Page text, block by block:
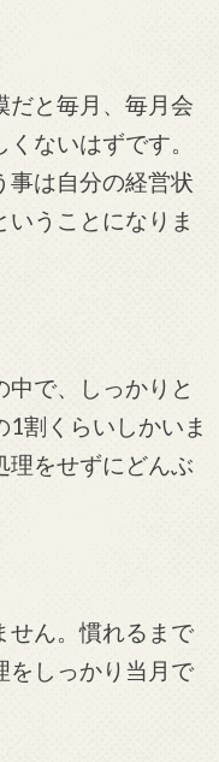
と毎月、 毎月会
ないはずです。
事は自分の経営状
うことになりま
中で、しっかりと
割くらいしかいま
理をせずにどんぶ
せん。慣れるまで
をしっかり当月で